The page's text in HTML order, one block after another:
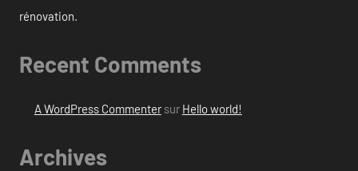
rénovation.
Recent Comments
A WordPress Commentersur Hello world!
Archives